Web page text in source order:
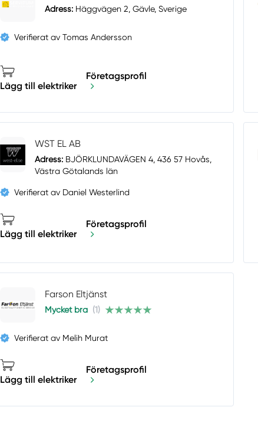
Adress: Häggvägen 2, Gävle, Sverige
Verifierat av Tomas Andersson
Lägg till elektriker
Företagsprofil
WST EL AB
Adress:BJÖRKLUNDAVÄGEN 4, 436 57 Hovås,
Västra Götalands län
Verifierat av Daniel Westerlind
Lägg till elektriker
Företagsprofil
Farson Eltjänst
Mycket bra (1)
Verifierat av Melih Murat
Lägg till elektriker
Företagsprofil